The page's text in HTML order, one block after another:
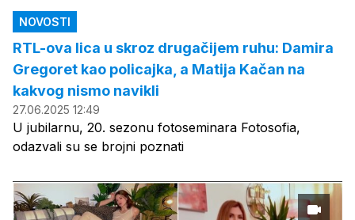
NOVOSTI
RTL-ova lica u skroz drugačijem ruhu: Damira
Gregoret kao policajka, a Matija Kačan na
kakvog nismo navikli
27.06.2025 12:49
U jubilarnu, 20. sezonu fotoseminara Fotosofia,
odazvali su se brojni poznati